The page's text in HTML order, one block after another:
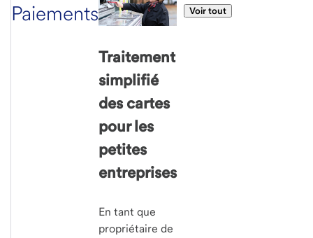
Paiements
Traitement
simplifié
des cartes
pour les
petites
entreprises
En tant que
propriétaire de
Voir tout